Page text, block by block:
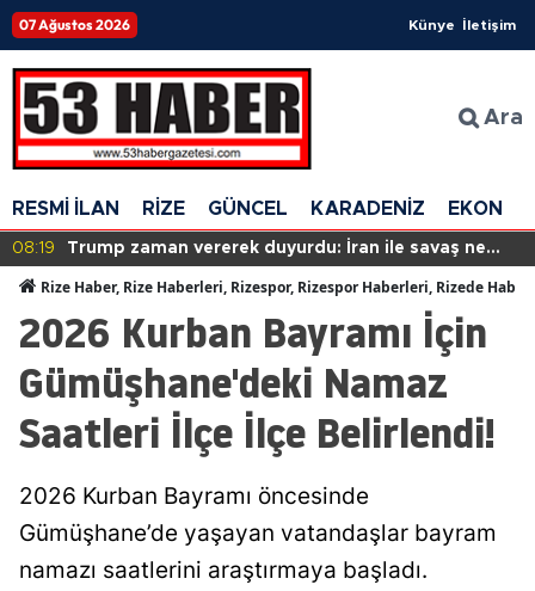
07 Ağustos 2026 Künye İletişim
Ara
RESMİ İLAN RİZE GÜNCEL KARADENİZ
08:19
Trump zaman vererek duyurdu: İran ile savaş ne
Rize Haber, Rize Haberleri, Rizespor, Rizespor Haberleri, Rizede
2026 Kurban Bayramı İçin
Gümüşhane'deki Namaz
Saatleri İlçe İlçe Belirlendi!
2026 Kurban Bayramı öncesinde
Gümüşhane’de yaşayan vatandaşlar bayram
namazı saatlerini araştırmaya başladı.